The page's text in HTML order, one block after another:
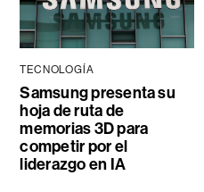
TECNOLOGÍA
Samsung presenta su
hoja de ruta de
memorias 3D para
competir por el
liderazgo en IA